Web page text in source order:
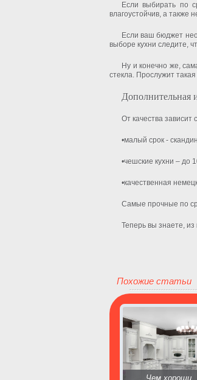
Если выбирать по
влагоустойчив, а также
Если ваш бюджет
выборе кухни следите,
Ну и конечно же,
стекла. Прослужит такая
Дополнительная
От качества
•малый срок -
•чешские кухни – до
•качественная
Самые прочные по
Теперь вы знаете, из
Похожие статьи
Чем хороши